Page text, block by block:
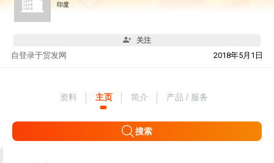
印度
关注
自 2018年5月1日
登录于贸发网
资料 主页 简介 产品 / 服务
搜索